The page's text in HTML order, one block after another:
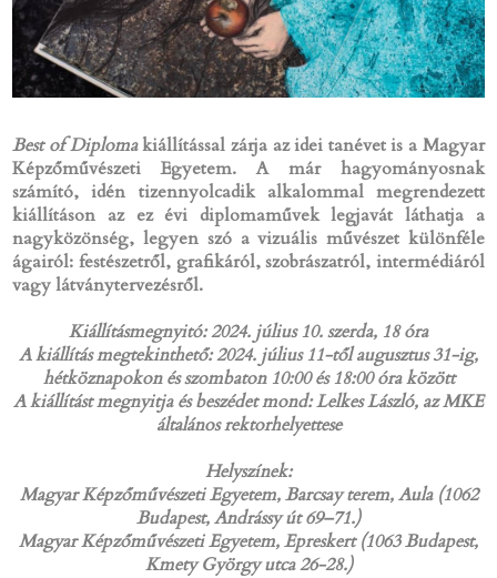
Best of Diplomakiállítással zárja az idei tanévet is a Magyar
Képzőművészeti Egyetem. A már hagyományosnak
számító, idén tizennyolcadik alkalommal megrendezett
kiállításon az ez évi diplomaművek legjavát láthatja a
nagyközönség, legyen szó a vizuális művészet különféle
ágairól: festészetről, grafikáról, szobrászatról, intermédiáról
vagy látványtervezésről.
Kiállításmegnyitó: 2024. július 10. szerda, 18 óra
A kiállítás megtekinthető: 2024. július 11-től augusztus 31-ig,
hétköznapokon és szombaton 10:00 és 18:00 óra között
A kiállítást megnyitja és beszédet mond: Lelkes László, az MKE
általános rektorhelyettese
Helyszínek:
Magyar Képzőművészeti Egyetem, Barcsay terem, Aula (1062
Budapest, Andrássy út 69–71.)
Magyar Képzőművészeti Egyetem, Epreskert (1063 Budapest,
Kmety György utca 26-28.)